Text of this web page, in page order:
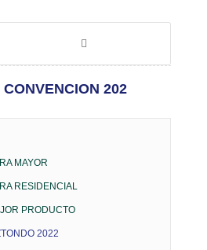
202
MAYOR
RESIDENCIAL
PRODUCTO
2022